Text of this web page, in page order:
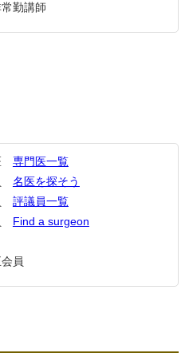
勤講師
専門医一覧
名医を探そう
評議員一覧
Find a surgeon
員